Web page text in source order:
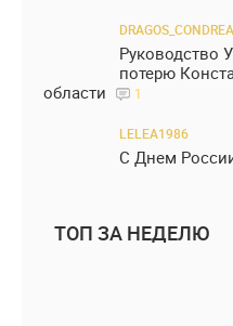
Руководство
потерю
области
1
LELEA1986
С Днем
ТОП ЗА НЕДЕЛЮ